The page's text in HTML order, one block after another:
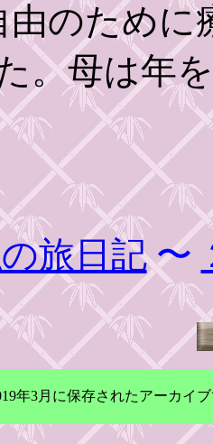
由のために
。母は年
旅日記〜
年3月に保存されたアーカイ